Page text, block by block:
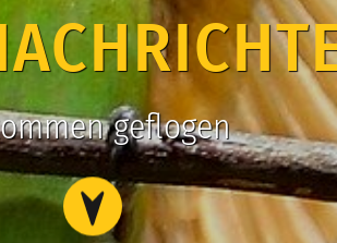
geflogen